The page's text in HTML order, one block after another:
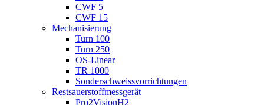
CWF 5
CWF 15
Mechanisierung
Turn 100
Turn 250
OS-Linear
TR 1000
Sonderschweiss­vorrichtungen
Restsauerstoff­­messgerät
Pro2VisionH2